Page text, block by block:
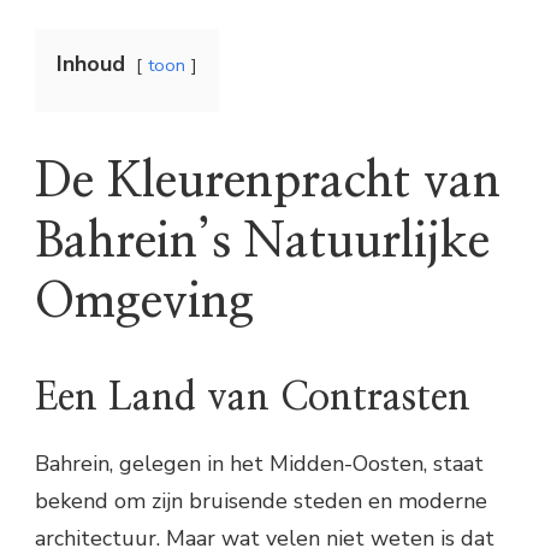
Inhoud toon
De Kleurenpracht van
Bahrein’s Natuurlijke
Omgeving
Een Land van Contrasten
Bahrein, gelegen in het Midden-Oosten, staat
bekend om zijn bruisende steden en moderne
architectuur. Maar wat velen niet weten is dat